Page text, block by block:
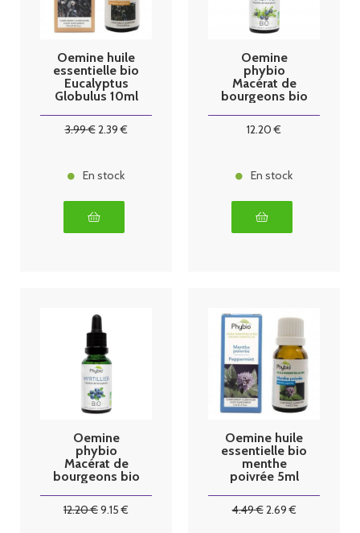
Oemine huile
essentielle bio
Eucalyptus
Globulus 10ml
3.99€2.39€
En stock
Oemine
phybio
Macérat de
bourgeons bio
12.20 €
En stock
Oemine
phybio
Macérat de
bourgeons bio
12.20€9.15 €
Oemine huile
essentielle bio
menthe
poivrée 5ml
4.49€2.69€